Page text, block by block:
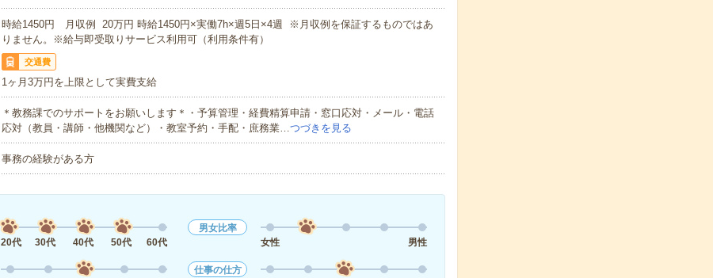
時給1450円 月収例 20万円 時給1450円×実働7h×週5日×4週 ※月収例を保証するものではあ
りません。※給与即受取りサービス利用可（利用条件有）
交通費
1ヶ月3万円を上限として実費支給
＊教務課でのサポートをお願いします＊・予算管理・経費精算申請・窓口応対・メール・電話
応対（教員・講師・他機関など）・教室予約・手配・庶務業…つづきを見る
事務の経験がある方
20代
30代 40代 50代 60代
男女比率
女性
男性
仕事の仕方